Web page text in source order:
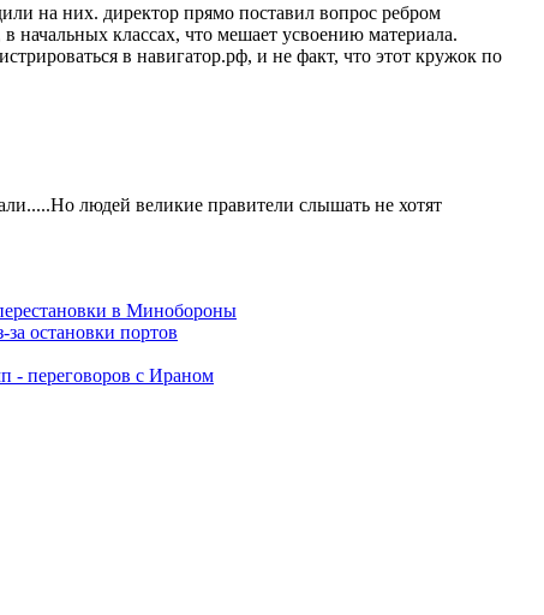
на них. директор прямо поставил вопрос ребром
начальных классах, что мешает усвоению материала.
в навигатор.рф, и не факт, что этот кружок по
людей великие правители слышать не хотят
в Минобороны
остановки портов
- переговоров с Ираном